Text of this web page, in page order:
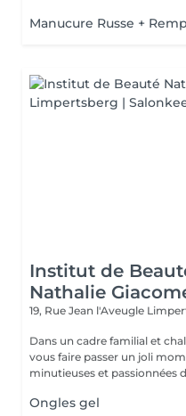
Manucure Russe +
Institut de
Nathalie
19, Rue Jean l'Aveugle
Dans un cadre familial et
vous faire passer un joli
minutieuses et passionnées
Ongles gel